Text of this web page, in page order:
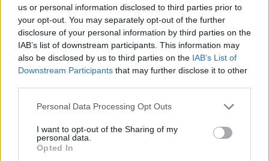
us or personal information disclosed to third parties prior to
your opt-out. You may separately opt-out of the further
disclosure of your personal information by third parties on the
IAB’s list of downstream participants. This information may
also be disclosed by us to third parties on the IAB’s List of
Downstream Participants that may further disclose it to other
Please note that this website/app uses one or more Google
not limited to your visit or usage behaviour. You may click to
grant or deny consent to Google and its third-party tags to
use your data for below specified purposes in below Google
Personal Data Processing Opt Outs
I want to opt-out of the Sharing of my
personal data.
Opted In
Helyi hírek útfelújítás
M7-es autópálya
MKIF Magyar Koncessziós Infrastruktúra Fejlesztő Zrt.
útkarbantartás
MAGYAR ÉPÍTŐK